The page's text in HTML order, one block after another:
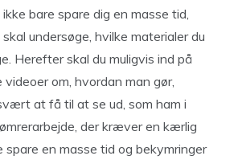
bare spare dig en masse tid,
undersøge, hvilke materialer du
Herefter skal du muligvis ind på
videoer om, hvordan man gør,
at få til at se ud, som ham i
der kræver en kærlig
spare en masse tid og bekymringer